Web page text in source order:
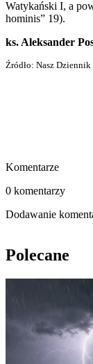
Watykański I, a
hominis” 19).
ks. Aleksander
Źródło: Nasz
Komentarze
0 komentarzy
Dodawanie
Polecane